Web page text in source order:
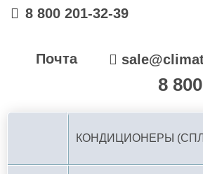
8 800 201-32-39
Почта
8
КОНДИЦИОНЕРЫ